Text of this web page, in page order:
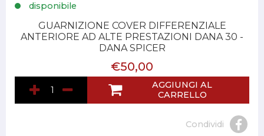
disponibile
GUARNIZIONE COVER DIFFERENZIALE
ANTERIORE AD ALTE PRESTAZIONI DANA 30 -
DANA SPICER
€50,00
AGGIUNGI AL
CARRELLO
Condividi